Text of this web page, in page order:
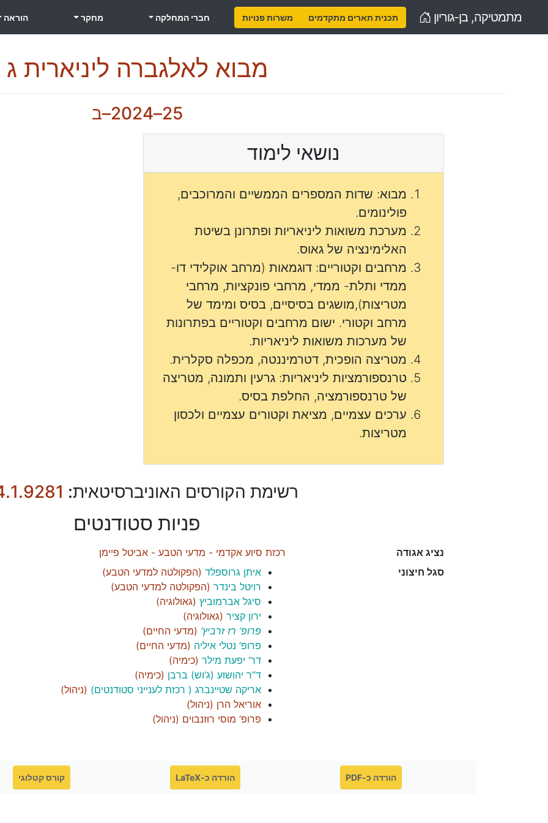
מתמטיקה, בן-גוריון Home משרות פנויות תכנית תארים מתקדמים חברי המחלקה מחקר הוראה
מבוא לאלגברה ליניארית ג
25–2024–ב
נושאי לימוד
מבוא: שדות המספרים הממשיים והמרוכבים,
פולינומים.
מערכת משואות ליניאריות ופתרונן בשיטת
האלימינציה של גאוס.
מרחבים וקטוריים: דוגמאות (מרחב אוקלידי דו-
ממדי ותלת- ממדי, מרחבי פונקציות, מרחבי
מטריצות),מושגים בסיסיים, בסיס ומימד של
מרחב וקטורי. ישום מרחבים וקטוריים בפתרונות
של מערכות משואות ליניאריות.
מטריצה הופכית, דטרמיננטה, מכפלה סקלרית.
טרנספורמציות ליניאריות: גרעין ותמונה, מטריצה
של טרנספורמציה, החלפת בסיס.
ערכים עצמיים, מציאת וקטורים עצמיים ולכסון
מטריצות.
רשימת הקורסים האוניברסיטאית:
פניות סטודנטים
נציג אגודה
רכזת סיוע אקדמי - מדעי הטבע - אביטל פיימן
סגל חיצוני
איתן גרוספלד(הפקולטה למדעי הטבע)
רויטל בינדר(הפקולטה למדעי הטבע)
סיגל אברמוביץ(גאולוגיה)
ירון קציר(גאולוגיה)
פרופ‘ רז זרביץ‘ (מדעי החיים)
פרופ‘ נטלי איליה (מדעי החיים)
דר‘ יפעת מילר(כימיה)
ד“ר יהושוע (ג‘וש) ברבן (כימיה)
אריקה שטיינברג ( רכזת לענייני סטודנטים) (ניהול)
אוריאל הרן (ניהול)
פרופ‘ מוסי רוזנבוים (ניהול)
הורדה כ-PDF הורדה כ-LaTeX קורס קטלוגי